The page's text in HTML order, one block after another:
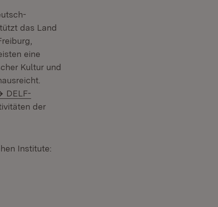
das Land
eine
Kultur und
DELF-
der
Institute: